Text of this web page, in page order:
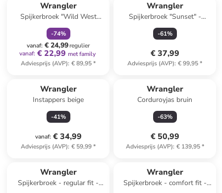
Wrangler
Spijkerbroek "Wild West
Canyon Bluestone" - regluar
fit - lichtblauw
-74%
vanaf: € 24,99regulier
vanaf: € 22,99 met family
Adviesprijs (AVP): € 89,95*
Wrangler
Spijkerbroek "Sunset" -
regular fit - blauw
-61%
€ 37,99
Adviesprijs (AVP): € 99,95*
Wrangler
Instappers beige
-41%
vanaf: € 34,99
Adviesprijs (AVP): € 59,99*
Wrangler
Corduroyjas bruin
-63%
€ 50,99
Adviesprijs (AVP): € 139,95*
Wrangler
Spijkerbroek - regular fit -
Wrangler
Spijkerbroek - comfort fit -